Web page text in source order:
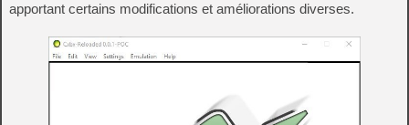
apportant certains modifications et améliorations diverses.